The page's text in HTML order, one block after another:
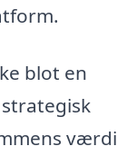
blot en
værdi